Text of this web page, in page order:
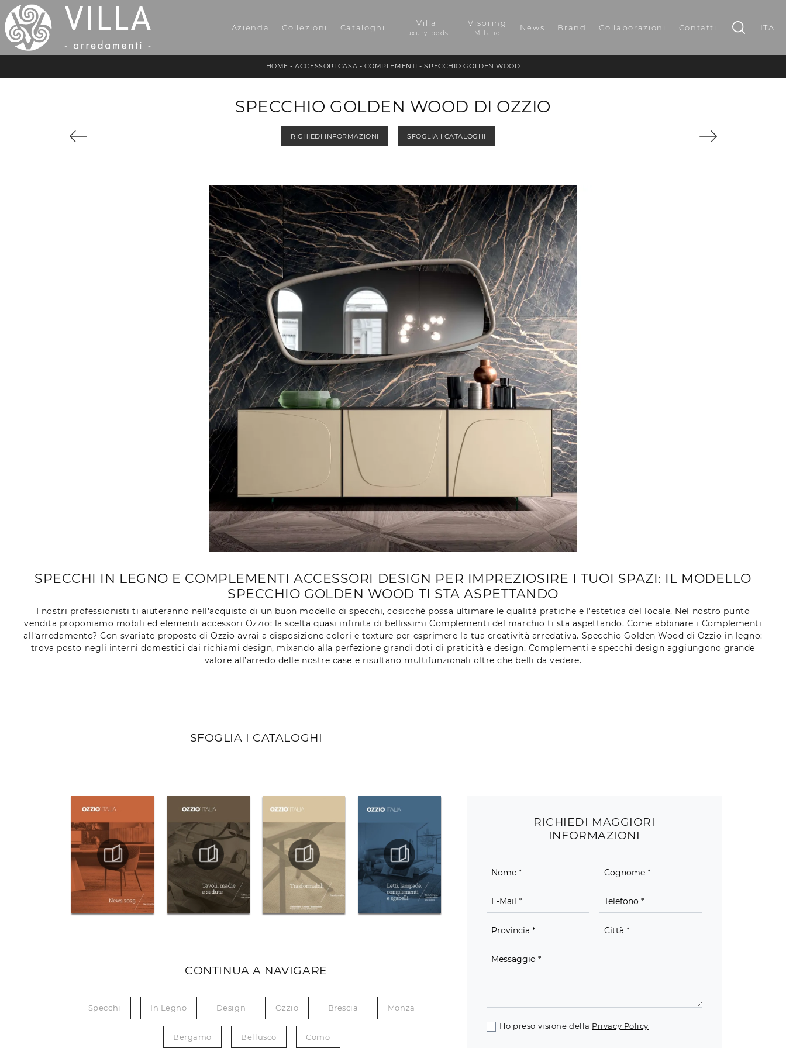
Azienda Collezioni Cataloghi Villa
- luxury beds -
Vispring
- Milano -
News Brand Collaborazioni Contatti ITA
HOME -ACCESSORI CASA - COMPLEMENTI -SPECCHIO GOLDEN WOOD
SPECCHIO GOLDEN WOOD DI OZZIO
RICHIEDI INFORMAZIONI SFOGLIA I CATALOGHI
SPECCHI IN LEGNO E COMPLEMENTI ACCESSORI DESIGN PER IMPREZIOSIRE I TUOI SPAZI: IL MODELLO
SPECCHIO GOLDEN WOOD TI STA ASPETTANDO
I nostri professionisti ti aiuteranno nell’acquisto di un buon modello di specchi, cosicché possa ultimare le qualità pratiche e l'estetica del locale. Nel nostro punto
vendita proponiamo mobili ed elementi accessori Ozzio: la scelta quasi infinita di bellissimi Complementi del marchio ti sta aspettando. Come abbinare i Complementi
all’arredamento? Con svariate proposte di Ozzio avrai a disposizione colori e texture per esprimere la tua creatività arredativa. Specchio Golden Wood di Ozzio in legno:
trova posto negli interni domestici dai richiami design, mixando alla perfezione grandi doti di praticità e design. Complementi e specchi design aggiungono grande
valore all’arredo delle nostre case e risultano multifunzionali oltre che belli da vedere.
SFOGLIA I CATALOGHI
CONTINUA A NAVIGARE
Specchi In Legno Design Ozzio Brescia Monza
Bergamo Bellusco Como
RICHIEDI MAGGIORI
INFORMAZIONI
Ho preso visione della Privacy Policy